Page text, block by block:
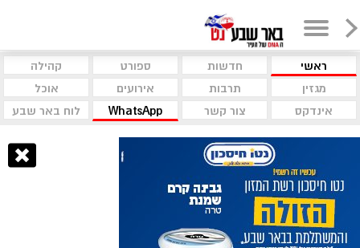
ראשי חדשות ספורט
קהילה
מגזין
תרבות אירועים
אוכל
אינדקס
צור קשר WhatsApp לוח באר שבע